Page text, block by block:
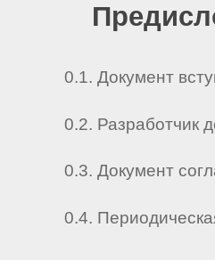
0.1. Документ
0.2. Разработчик
0.3. Документ
0.4.